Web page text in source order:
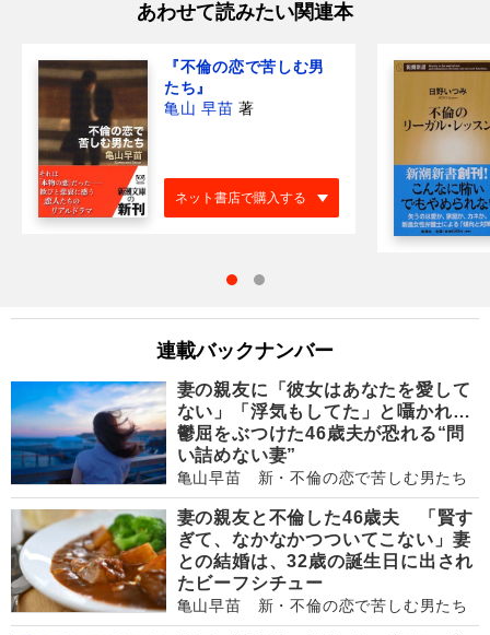
あわせて読みたい関連本
『不倫の恋で苦しむ男
たち』
亀山 早苗 著
ネット書店で購入する
連載バックナンバー
妻の親友に「彼女はあなたを愛して
ない」「浮気もしてた」と囁かれ…
鬱屈をぶつけた46歳夫が恐れる“問
い詰めない妻”
亀山早苗 新・不倫の恋で苦しむ男たち
妻の親友と不倫した46歳夫 「賢す
ぎて、なかなかつついてこない」妻
との結婚は、32歳の誕生日に出され
たビーフシチュー
亀山早苗 新・不倫の恋で苦しむ男たち